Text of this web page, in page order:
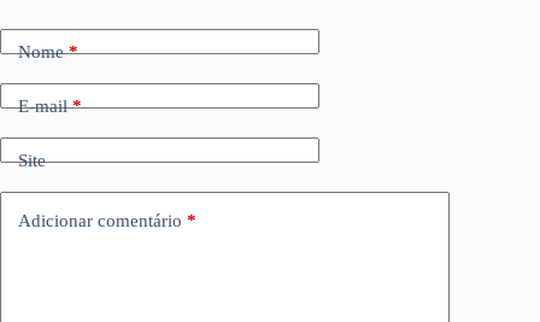
Nome*
E-mail*
Site
Adicionar comentário *